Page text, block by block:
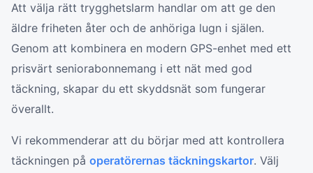
Att välja rätt trygghetslarm handlar om att ge den
äldre friheten åter och de anhöriga lugn i själen.
Genom att kombinera en modern GPS-enhet med ett
prisvärt seniorabonnemang i ett nät med god
täckning, skapar du ett skyddsnät som fungerar
överallt.
Vi rekommenderar att du börjar med att kontrollera
täckningen på operatörernas täckningskartor. Välj